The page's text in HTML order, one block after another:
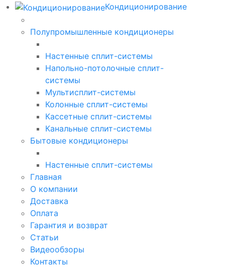
Кондиционирование
Полупромышленные кондиционеры
Настенные сплит-системы
Напольно-потолочные сплит-
системы
Мультисплит-системы
Колонные сплит-системы
Кассетные сплит-системы
Канальные сплит-системы
Бытовые кондиционеры
Настенные сплит-системы
Главная
О компании
Доставка
Оплата
Гарантия и возврат
Статьи
Видеообзоры
Контакты